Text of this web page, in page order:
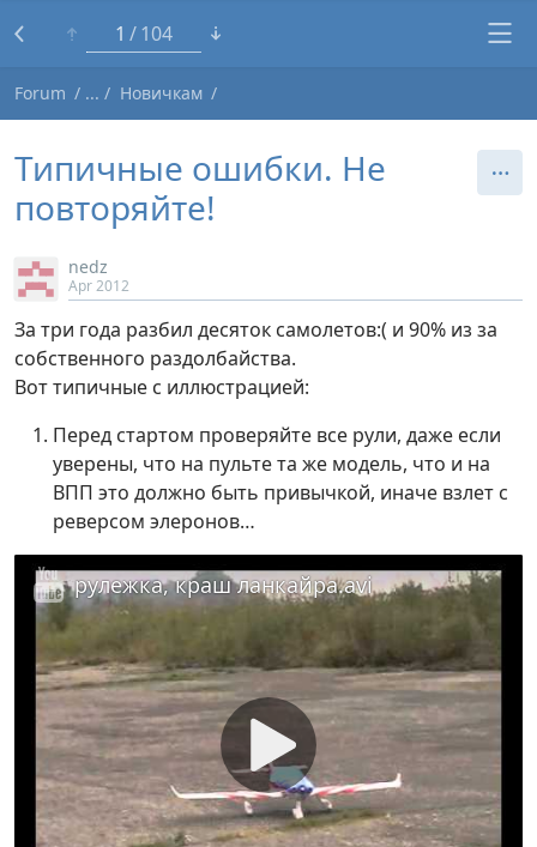
1 104
Forum Новичкам
Типичные ошибки. Не
повторяйте!
nedz
Apr 2012
За три года разбил десяток самолетов:( и 90% из за
собственного раздолбайства.
Вот типичные с иллюстрацией:
Перед стартом проверяйте все рули, даже если
уверены, что на пульте та же модель, что и на
ВПП это должно быть привычкой, иначе взлет с
реверсом элеронов…
рулежка, краш ланкайра.avi